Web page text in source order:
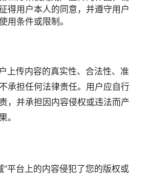
得用户本人的同意，并遵守用户
用条件或限制。
上传内容的真实性、合法性、准
承担任何法律责任。用户应自行
，并承担因内容侵权或违法而产
。
”平台上的内容侵犯了您的版权或